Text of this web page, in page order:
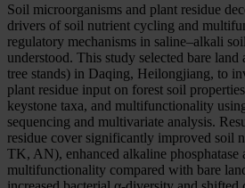
Soil microorganisms and plant residue
drivers of soil nutrient cycling and
regulatory mechanisms in saline–alkali
understood. This study selected bare land
tree stands) in Daqing, Heilongjiang, to
plant residue input on forest soil
keystone taxa, and multifunctionality
sequencing and multivariate analysis.
residue cover significantly improved soil
TK, AN), enhanced alkaline phosphatase
multifunctionality compared with bare